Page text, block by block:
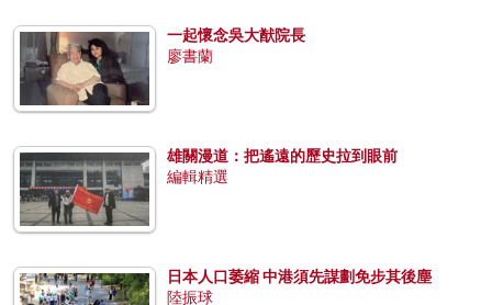
一起懷念吳大猷院長
廖書蘭
雄關漫道：把遙遠的歷史拉到眼前
編輯精選
日本人口萎縮 中港須先謀劃免步其後塵
陸振球